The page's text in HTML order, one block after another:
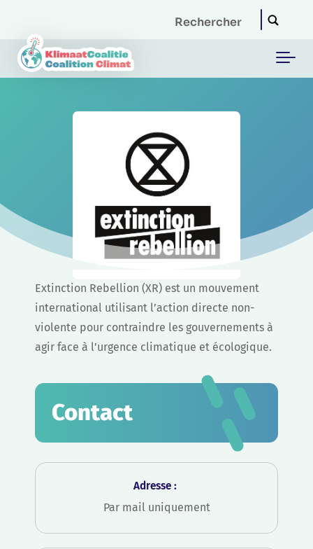
Extinction Rebellion (XR) est un mouvement
international utilisant l’action directe non-
violente pour contraindre les gouvernements à
agir face à l’urgence climatique et écologique.
Contact
Adresse :
Par mail uniquement